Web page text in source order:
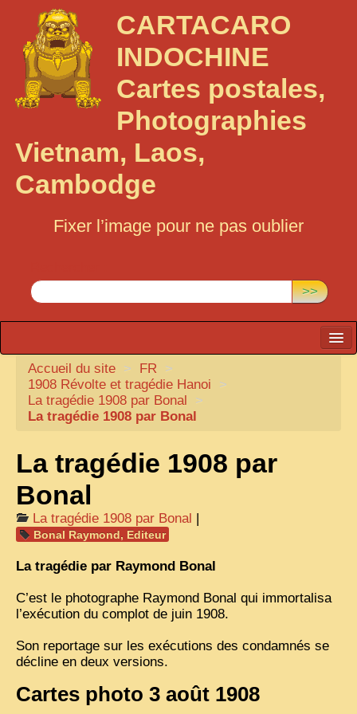
CARTACARO
INDOCHINE
Cartes postales,
Photographies
Vietnam, Laos,
Cambodge
Fixer l’image pour ne pas oublier
>>
CARTACARO
NOS LIVRES
PHOTOGRAPHES, EDITEURS
ILLUSTRATEURS
FRONTIÈRE
1908, RÉVOLTE
ANNAM CENTRE
COCHINCHINE
LAOS
Accueil du site > FR >
1908 Révolte et tragédie Hanoi
>
La tragédie 1908 par Bonal
>
La tragédie 1908 par Bonal
La tragédie 1908 par
Bonal
La tragédie 1908 par Bonal |
Bonal Raymond, Editeur
La tragédie par Raymond Bonal
C’est le photographe Raymond Bonal qui immortalisa
l’exécution du complot de juin 1908.
Son reportage sur les exécutions des condamnés se
décline en deux versions.
Cartes photo 3 août 1908